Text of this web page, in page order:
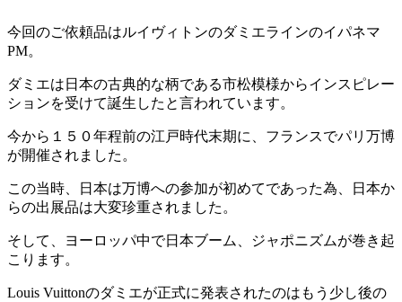
今回のご依頼品はルイヴィトンのダミエラインのイパネマ
PM。
ダミエは日本の古典的な柄である市松模様からインスピレー
ションを受けて誕生したと言われています。
今から１５０年程前の江戸時代末期に、フランスでパリ万博
が開催されました。
この当時、日本は万博への参加が初めてであった為、日本か
らの出展品は大変珍重されました。
そして、ヨーロッパ中で日本ブーム、ジャポニズムが巻き起
こります。
Louis Vuittonのダミエが正式に発表されたのはもう少し後の